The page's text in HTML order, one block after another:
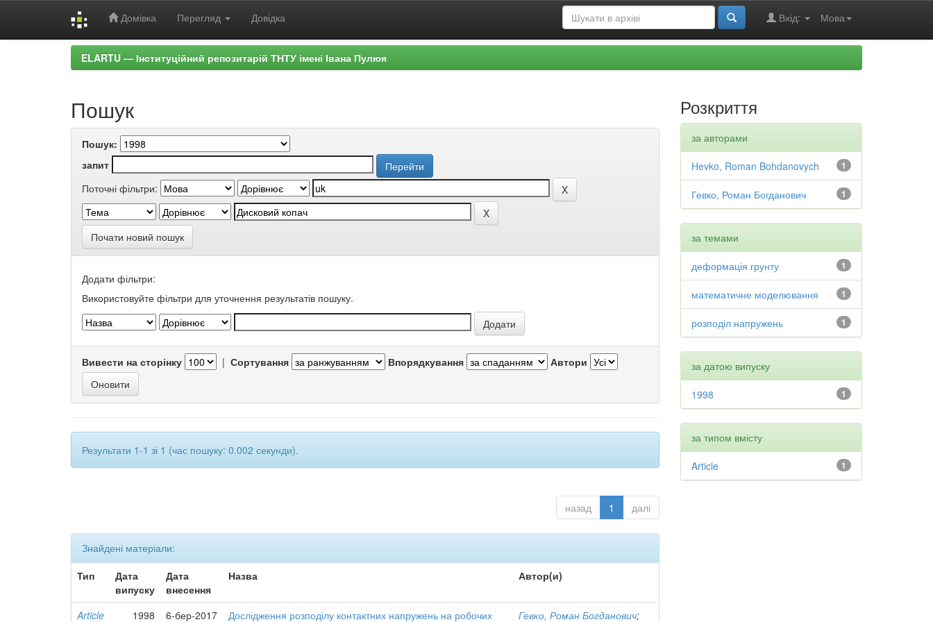
Домівка Перегляд Довідка Мова
Вхід:
ELARTU — Інституційний репозитарій ТНТУ імені Івана Пулюя
Пошук
Пошук:
запит
Поточні фільтри:
Почати новий пошук
Додати фільтри:
Використовуйте фільтри для уточнення результатів пошуку.
Вивести на сторінку | Сортування Впорядкування Автори
Результати 1-1 зі 1 (час пошуку: 0.002 секунди).
назад 1 далі
Знайдені матеріали:
Тип
Дата
випуску
Дата
внесення
Назва Автор(и)
Article 1998 6-бер-2017 Дослідження розподілу контактних напружень на робочих Гевко, Роман Богданович;
Розкриття
за авторами
1
Hevko, Roman Bohdanovych
1
Гевко, Роман Богданович
за темами
1
деформація грунту
1
математичне моделювання
1
розподіл напружень
за датою випуску
1
1998
за типом вмісту
1
Article